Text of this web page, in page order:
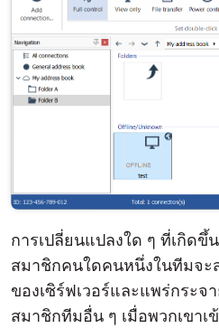
การเปลี่ยนแปลงใด ๆ ที่เกิด
สมาชิกคนใดคนหนึ่งในทีมจ
ของเซิร์ฟเวอร์และแพร่กระจ
สมาชิกทีมอื่น ๆ เมื่อพวกเขาเ